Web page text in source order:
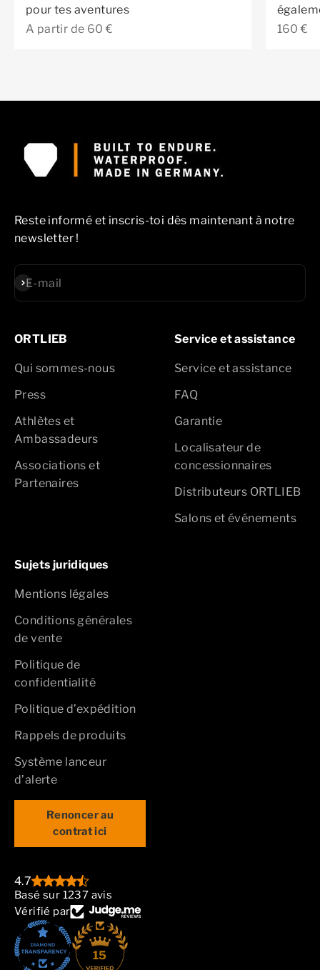
pour tes aventures
Prix de vente
A partir de 60 €
Prix de
160 €
Reste informé et inscris-toi dès maintenant à notre
newsletter !
E-mail
S'inscrire
ORTLIEB
Qui sommes-nous
Press
Athlètes et
Ambassadeurs
Associations et
Partenaires
Service et assistance
Service et assistance
FAQ
Garantie
Localisateur de
concessionnaires
Distributeurs ORTLIEB
Salons et événements
Sujets juridiques
Mentions légales
Conditions générales
de vente
Politique de
confidentialité
Politique d’expédition
Rappels de produits
Système lanceur
d’alerte
Renoncer au
contrat ici
4.7
Basé sur 1237 avis
Vérifié par
15